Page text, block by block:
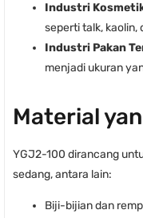
Industri
seperti talk, kaolin,
Industri Pakan
menjadi ukuran
Material
YGJ2-100 dirancang
sedang, antara lain:
Biji-bijian dan